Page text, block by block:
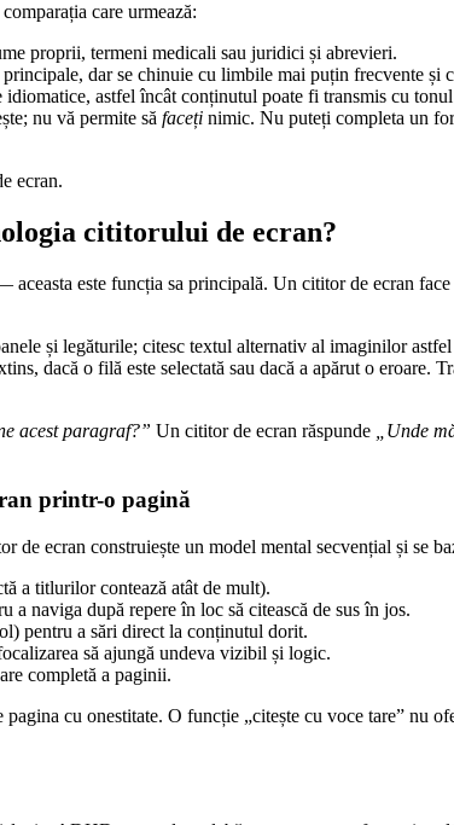
care urmează:
proprii, termeni medicali sau juridici și abrevieri.
dar se chinuie cu limbile mai puțin frecvente și
astfel încât conținutul poate fi transmis cu
nu vă permite să faceți nimic. Nu puteți completa un
ecran.
cititorului de ecran?
este funcția sa principală. Un cititor de ecran
și legăturile; citesc textul alternativ al imaginilor
dacă o filă este selectată sau dacă a apărut o
acest paragraf?” Un cititor de ecran răspunde „Unde
printr-o pagină
ecran construiește un model mental secvențial și se
a titlurilor contează atât de mult).
a naviga după repere în loc să citească de sus în jos.
pentru a sări direct la conținutul dorit.
să ajungă undeva vizibil și logic.
completă a paginii.
cu onestitate. O funcție „citește cu voce tare” nu